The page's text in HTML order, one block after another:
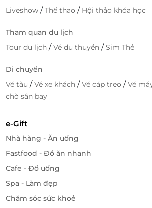
Liveshow /Thể thao / Hội thảo khóa học
Tham quan du lịch
Tour du lịch /Vé du thuyền /Sim Thẻ
Di chuyển
Vé tàu /Vé xe khách /Vé cáp treo /Vé
chờ sân bay
e-Gift
Nhà hàng - Ăn uống
Fastfood - Đồ ăn nhanh
Cafe - Đồ uống
Spa - Làm đẹp
Chăm sóc sức khoẻ